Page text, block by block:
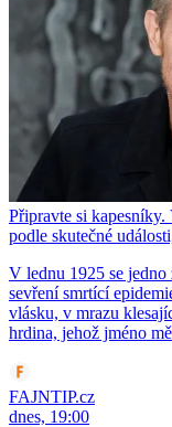
Připravte si
podle skutečné
V lednu 1925 se
sevření smrtící
vlásku, v mrazu
hrdina, jehož jméno
FAJNTIP.cz
dnes, 19:00